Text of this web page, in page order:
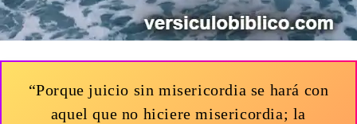
“Porque juicio sin misericordia se hará con
aquel que no hiciere misericordia; la